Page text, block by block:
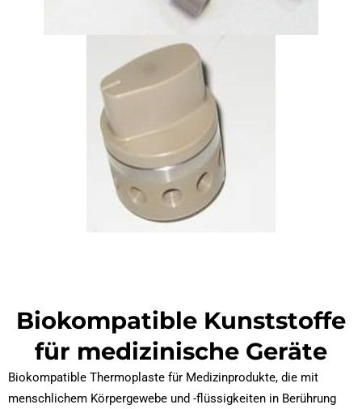
Biokompatible Kunststoffe
für medizinische Geräte
Biokompatible Thermoplaste für Medizinprodukte, die mit
menschlichem Körpergewebe und -flüssigkeiten in Berührung